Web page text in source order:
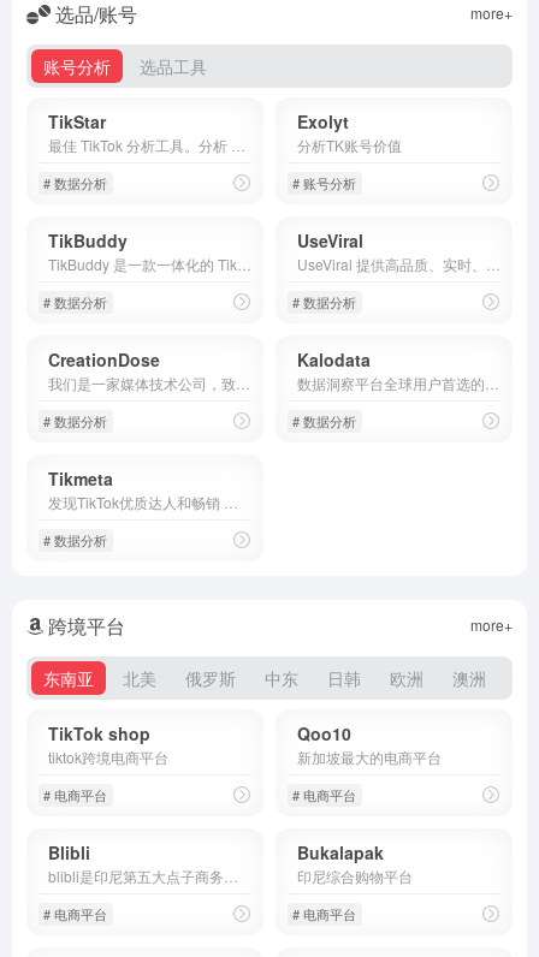
选品/账号
账号分析 选品工具
more+
TikStar
# 数据分析
Exolyt
分析TK账号价值
# 账号分析
TikBuddy
# 数据分析
UseViral
# 数据分析
CreationDose
# 数据分析
Kalodata
# 数据分析
Tikmeta
# 数据分析
跨境平台
东南亚 北美 俄罗斯 中东 日韩 欧洲 澳洲
more+
TikTok shop
tiktok跨境电商平台
# 电商平台
Qoo10
新加坡最大的电商平台
# 电商平台
Blibli
# 电商平台
Bukalapak
印尼综合购物平台
# 电商平台